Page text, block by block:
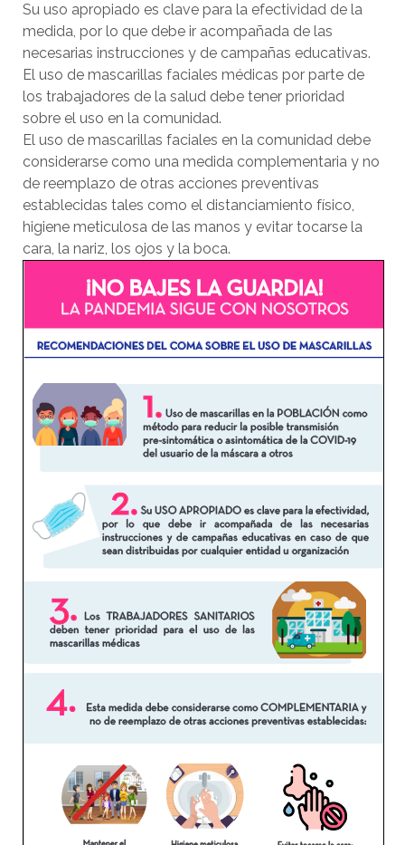
Su uso apropiado es clave para la efectividad de la
medida, por lo que debe ir acompañada de las
necesarias instrucciones y de campañas educativas.
El uso de mascarillas faciales médicas por parte de
los trabajadores de la salud debe tener prioridad
sobre el uso en la comunidad.
El uso de mascarillas faciales en la comunidad debe
considerarse como una medida complementaria y no
de reemplazo de otras acciones preventivas
establecidas tales como el distanciamiento físico,
higiene meticulosa de las manos y evitar tocarse la
cara, la nariz, los ojos y la boca.